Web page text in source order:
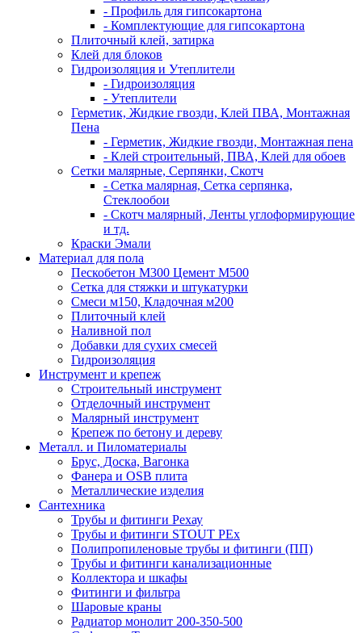
- Профиль для гипсокартона
- Комплектующие для гипсокартона
Плиточный клей, затирка
Клей для блоков
Гидроизоляция и Утеплители
- Гидроизоляция
- Утеплители
Герметик, Жидкие гвозди, Клей ПВА, Монтажная
Пена
- Герметик, Жидкие гвозди, Монтажная пена
- Клей строительный, ПВА, Клей для обоев
Сетки малярные, Серпянки, Скотч
- Сетка малярная, Сетка серпянка,
Стеклообои
- Скотч малярный, Ленты углоформирующие
и тд.
Краски Эмали
Материал для пола
Пескобетон М300 Цемент М500
Сетка для стяжки и штукатурки
Смеси м150, Кладочная м200
Плиточный клей
Наливной пол
Добавки для сухих смесей
Гидроизоляция
Инструмент и крепеж
Строительный инструмент
Отделочный инструмент
Малярный инструмент
Крепеж по бетону и дереву
Металл. и Пиломатериалы
Брус, Доска, Вагонка
Фанера и OSB плита
Металлические изделия
Сантехника
Трубы и фитинги Рехау
Трубы и фитинги STOUT PEx
Полипропиленовые трубы и фитинги (ПП)
Трубы и фитинги канализационные
Коллектора и шкафы
Фитинги и фильтра
Шаровые краны
Радиатор монолит 200-350-500